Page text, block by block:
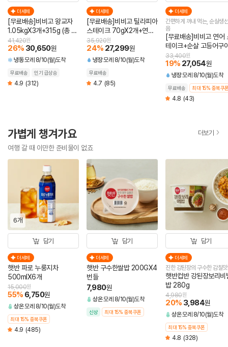
더세페
[무료배송]비비고 왕교자
1.05kgX3개+315g (총 4
개)
26% 30,650원
41,420원
냉동 모레 8/10(월)도착
무료배송 인기 급상승
4.9 (312)
더세페
[무료배송]비비고 틸라피아
스테이크 70gX2개+연어
스테이크 60gX2개 (총 4
개)
24% 27,299원
35,920원
냉장 모레 8/10(월)도착
무료배송
4.7 (85)
더세페
간편하게 꺼내 먹는, 순살생
음
[무료배송]비비고 연어
테이크+순살 고등어구
+순살 삼치구이+순살
미구이+순살 임연수구
60g (총 5개)
19% 27,054원
33,400원
냉장 모레 8/10(월)도착
무료배송 최대 15% 중복쿠
4.8 (43)
가볍게 챙겨가요
여행 갈 때 이만한 준비물이 없죠
더보기
6개
담기
더세페
햇반 파로 누룽지차
500mlX6개
55% 6,750원
15,000원
상온 모레 8/10(월)도착
최대 15% 중복쿠폰
4.9 (485)
담기
더세페
햇반 구수한쌀밥 200GX4
번들
7,980원
상온 모레 8/10(월)도착
신상 최대 15% 중복쿠폰
담기
더세페
진한 강된장의 구수한 감칠맛!
햇반컵반 강된장보리비
밥 280g
20% 3,984원
4,980원
상온 모레 8/10(월)도착
최대 15% 중복쿠폰
4.8 (328)